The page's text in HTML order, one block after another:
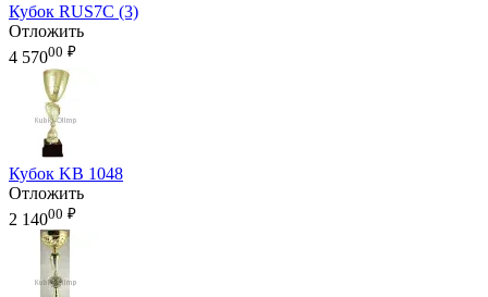
Кубок RUS7C (3)
Отложить
4 57000 ₽
Кубок KB 1048
Отложить
2 14000 ₽